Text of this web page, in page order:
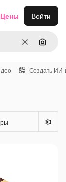
ОчиститьПоиск
Цены Войти
Создать ИИ-